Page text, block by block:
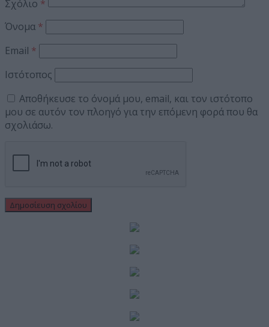
Σχόλιο *
Όνομα *
Email *
Ιστότοπος
Αποθήκευσε το όνομά μου, email, και τον ιστότοπο
μου σε αυτόν τον πλοηγό για την επόμενη φορά που θα
σχολιάσω.